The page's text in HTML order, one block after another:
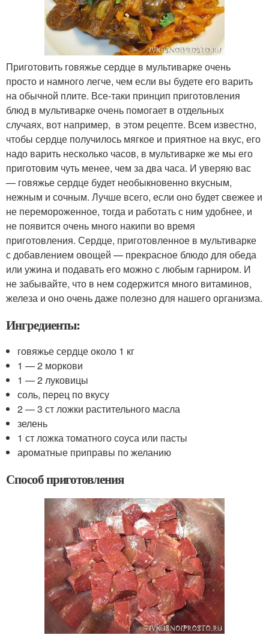
Приготовить говяжье сердце в мультиварке очень
просто и намного легче, чем если вы будете его варить
на обычной плите. Все-таки принцип приготовления
блюд в мультиварке очень помогает в отдельных
случаях, вот например, в этом рецепте. Всем известно,
чтобы сердце получилось мягкое и приятное на вкус, его
надо варить несколько часов, в мультиварке же мы его
приготовим чуть менее, чем за два часа. И уверяю вас
— говяжье сердце будет необыкновенно вкусным,
нежным и сочным. Лучше всего, если оно будет свежее и
не перемороженное, тогда и работать с ним удобнее, и
не появится очень много накипи во время
приготовления. Сердце, приготовленное в мультиварке
с добавлением овощей — прекрасное блюдо для обеда
или ужина и подавать его можно с любым гарниром. И
не забывайте, что в нем содержится много витаминов,
железа и оно очень даже полезно для нашего организма.
Ингредиенты:
говяжье сердце около 1 кг
1 — 2 моркови
1 — 2 луковицы
соль, перец по вкусу
2 — 3 ст ложки растительного масла
зелень
1 ст ложка томатного соуса или пасты
ароматные приправы по желанию
Способ приготовления